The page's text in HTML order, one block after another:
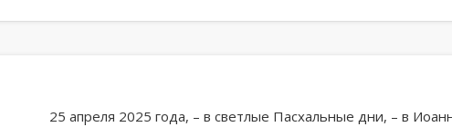
25 апреля 2025 года, – в светлые Пасхальные дни, – в